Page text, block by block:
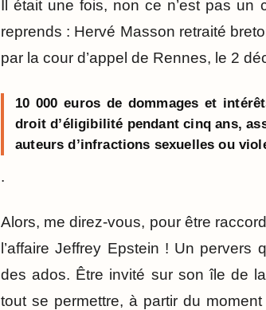
Il était une fois, non ce n’est pas un
reprends : Hervé Masson retraité
par la cour d’appel de Rennes, le 2
10 000 euros de dommages et
droit d’éligibilité pendant cinq ans,
auteurs d’infractions sexuelles ou
.
Alors, me direz-vous, pour être
l’affaire Jeffrey Epstein ! Un
des ados. Être invité sur son île de
tout se permettre, à partir du